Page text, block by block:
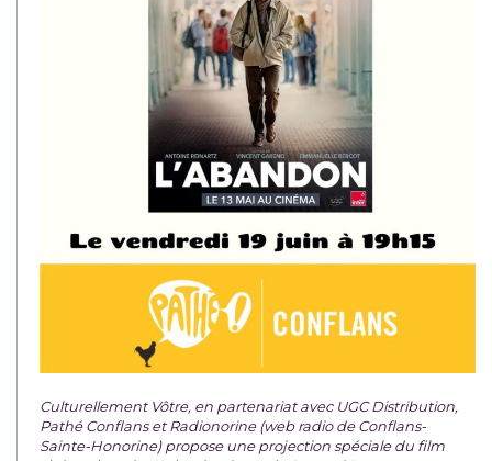
Culturellement Vôtre, en partenariat avec UGC Distribution,
Pathé Conflans et Radionorine (web radio de Conflans-
Sainte-Honorine) propose une projection spéciale du film